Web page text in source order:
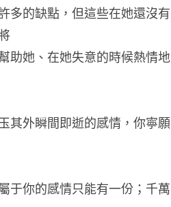
多的缺點，但這些在她還沒有
助她、在她失意的時候熱情地
其外瞬間即逝的感情，你寧願
于你的感情只能有一份；千萬